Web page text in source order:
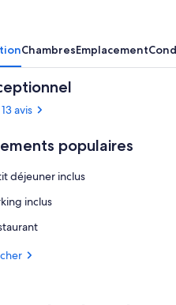
ChambresEmplacement
avis
populaires
déjeuner inclus
inclus